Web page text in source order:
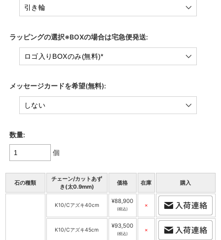
ラッピングの選択※BOXの場合は宅急便発送:
メッセージカードを希望(無料):
数量:
個
石の種類
チェーン/カットあず
き(太0.9mm)
価格 在庫 購入
K10/Cアズキ40cm
¥88,900
(税込)
×
K10/Cアズキ45cm
¥93,500
(税込)
×